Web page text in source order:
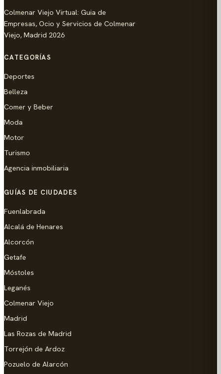
Colmenar Viejo Virtual: Guia de
Empresas, Ocio y Servicios de Colmenar
Viejo, Madrid 2026
CATEGORÍAS
Deportes
Belleza
Comer y Beber
Moda
Motor
Turismo
Agencia inmobiliaria
GUÍAS DE CIUDADES
Fuenlabrada
Alcalá de Henares
Alcorcón
Getafe
Móstoles
Leganés
Colmenar Viejo
Madrid
Las Rozas de Madrid
Torrejón de Ardoz
Pozuelo de Alarcón